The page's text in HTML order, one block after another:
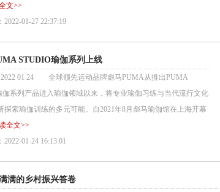
文>>
2022-01-27 22:37:19
STUDIO瑜伽系列上线
01 24 全球领先运动品牌彪马PUMA从推出PUMA
伽系列产品进入瑜伽领域以来，将专业瑜伽习练与当代流行文化
探索瑜伽训练的多元可能。自2021年8月彪马瑜伽馆在上海开幕
全文>>
2022-01-24 16:13:01
满的乡村振兴答卷